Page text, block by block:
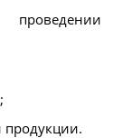
продукции.